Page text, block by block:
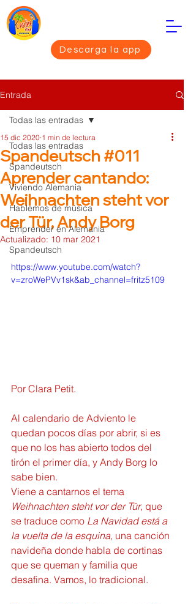
Descarga la app
Entrada
Todas las entradas
Spandeutsch
Viviendo Alemania
Hablemos de música
Emprender en Alemania
Spandeutsch
Todas las entradas
Spandeutsch #011
Aprender cantando:
Weihnachten steht vor
der Tür, Andy Borg
15 dic 2020 1 min de lectura
Actualizado: 10 mar 2021
https://www.youtube.com/watch?
v=zroWePVv1sk&ab_channel=fritz5109
Por Clara Petit.
Al calendario de Adviento le
quedan pocos días por abrir, si es
que no los has abierto todos del
tirón el primer día, y Andy Borg lo
sabe bien.
Viene a cantarnos el tema
Weihnachten steht vor der Tür, que
se traduce como La Navidad está a
la vuelta de la esquina, una canción
navideña donde habla de cortinas
que se queman y familia que
desafina. Vamos, lo tradicional.